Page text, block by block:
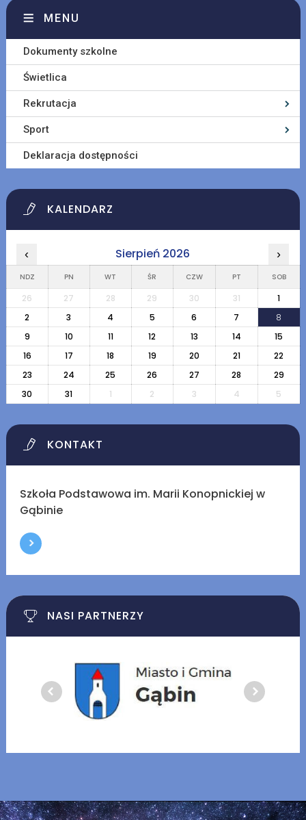
MENU
Dokumenty szkolne
Świetlica
Rekrutacja
Sport
Deklaracja dostępności
KALENDARZ
‹ Sierpień 2026 ›
NDZ PN WT ŚR CZW PT SOB
26 27 28 29 30 31
1
2
3 4 5 6 7
8
9
10 11 12 13 14
15
16
17 18 19 20 21
22
23
24 25 26 27 28
29
30
31 1 2 3 4 5
KONTAKT
Szkoła Podstawowa im. Marii Konopnickiej w
Gąbinie
NASI PARTNERZY